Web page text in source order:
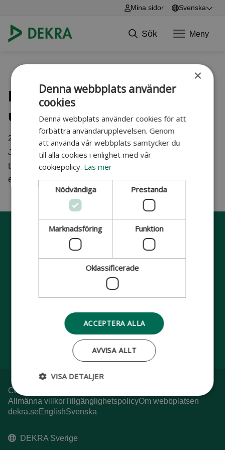
Mina sidor Svenska
Sök Meny
Får vi använda vår egen
utrustning?
22 januari 2026
Ja, om den är kontrollerad och godkänd. Vi
tillhandahåller annars komplett utrustning till en
extra kostnad som ni sedan såklart behåller.
On the safe side
Cookie Policy
Allmänna villkorTillgänglighetspolicyOm webbplatsen
dekra.seEnglishSvenska
DEKRA Sverige
×
Denna webbplats använder
cookies
Denna webbplats använder cookies för att
förbättra användarupplevelsen. Genom
att använda vår webbplats samtycker du
till alla cookies i enlighet med vår
cookiepolicy. Läs mer
Nödvändiga Prestanda
Marknadsföring Funktion
Oklassificerade
ACCEPTERA ALLA
AVVISA ALLT
VISA DETALJER